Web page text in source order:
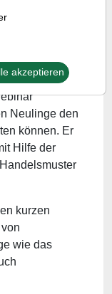
von 18 bis 19
Neulinge den
können. Er
Hilfe der
kurzen
wie das
akzeptieren